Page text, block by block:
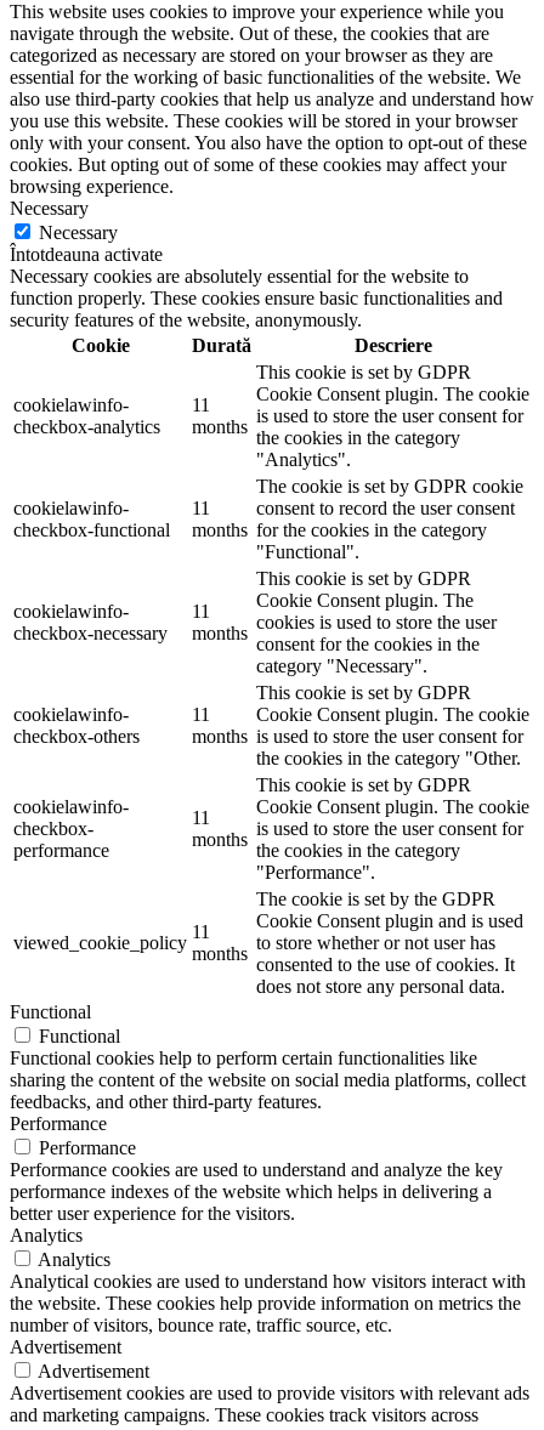
This website uses cookies to improve your experience while you
navigate through the website. Out of these, the cookies that are
categorized as necessary are stored on your browser as they are
essential for the working of basic functionalities of the website. We
also use third-party cookies that help us analyze and understand how
you use this website. These cookies will be stored in your browser
only with your consent. You also have the option to opt-out of these
cookies. But opting out of some of these cookies may affect your
browsing experience.
Necessary
Necessary
Întotdeauna activate
Necessary cookies are absolutely essential for the website to
function properly. These cookies ensure basic functionalities and
security features of the website, anonymously.
Cookie
Durată Descriere
cookielawinfo-
checkbox-analytics
11
months
This cookie is set by GDPR
Cookie Consent plugin. The cookie
is used to store the user consent for
the cookies in the category
"Analytics".
cookielawinfo-
checkbox-functional
11
months
The cookie is set by GDPR cookie
consent to record the user consent
for the cookies in the category
"Functional".
cookielawinfo-
checkbox-necessary
11
months
This cookie is set by GDPR
Cookie Consent plugin. The
cookies is used to store the user
consent for the cookies in the
category "Necessary".
cookielawinfo-
checkbox-others
11
months
This cookie is set by GDPR
Cookie Consent plugin. The cookie
is used to store the user consent for
the cookies in the category "Other.
cookielawinfo-
checkbox-
performance
11
months
This cookie is set by GDPR
Cookie Consent plugin. The cookie
is used to store the user consent for
the cookies in the category
"Performance".
viewed_cookie_policy
11
months
The cookie is set by the GDPR
Cookie Consent plugin and is used
to store whether or not user has
consented to the use of cookies. It
does not store any personal data.
Functional
Functional
Functional cookies help to perform certain functionalities like
sharing the content of the website on social media platforms, collect
feedbacks, and other third-party features.
Performance
Performance
Performance cookies are used to understand and analyze the key
performance indexes of the website which helps in delivering a
better user experience for the visitors.
Analytics
Analytics
Analytical cookies are used to understand how visitors interact with
the website. These cookies help provide information on metrics the
number of visitors, bounce rate, traffic source, etc.
Advertisement
Advertisement
Advertisement cookies are used to provide visitors with relevant ads
and marketing campaigns. These cookies track visitors across